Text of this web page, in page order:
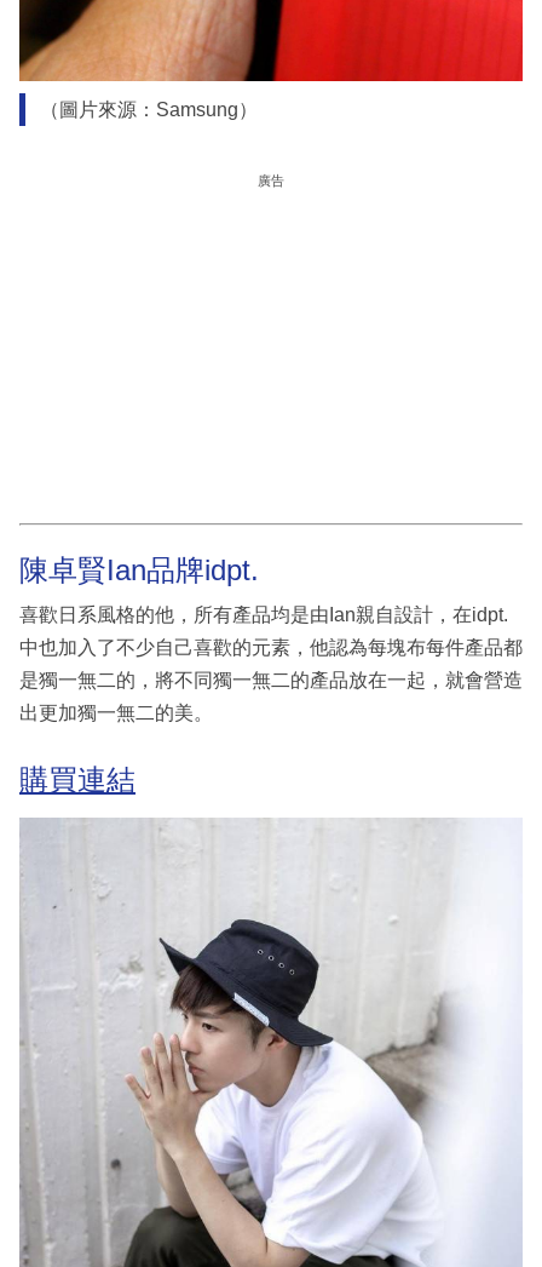
（圖片來源：Samsung）
廣告
陳卓賢Ian品牌idpt.
喜歡日系風格的他，所有產品均是由Ian親自設計，在idpt.
中也加入了不少自己喜歡的元素，他認為每塊布每件產品都
是獨一無二的，將不同獨一無二的產品放在一起，就會營造
出更加獨一無二的美。
購買連結